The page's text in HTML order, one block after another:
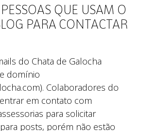
QUE USAM O
PARA CONTACTAR
do Chata de Galocha
domínio
Colaboradores do
em contato com
para solicitar
posts, porém não estão